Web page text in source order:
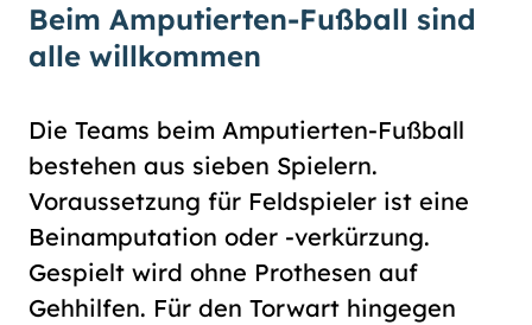
Beim Amputierten-Fußball sind
alle willkommen
Die Teams beim Amputierten-Fußball
bestehen aus sieben Spielern.
Voraussetzung für Feldspieler ist eine
Beinamputation oder -verkürzung.
Gespielt wird ohne Prothesen auf
Gehhilfen. Für den Torwart hingegen